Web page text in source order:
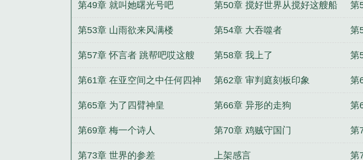
哩 功
第49章 就叫她曙光号吧 第50章 搅好世界从搅好这艘船
开始
第
第53章 山雨欲来风满楼 第54章 大吞噬者 第
九
第57章 怀言者 跳帮吧哎这艘
机械教巡洋舰一看就很弱我来
第58章 我上了 第
第61章 在亚空间之中任何四神
也无法触及的地方
第62章 审判庭刻板印象 第
第65章 为了四臂神皇 第66章 异形的走狗 第
第69章 梅一个诗人 第70章 鸡贼守国门 第
第73章 世界的参差 上架感言 第